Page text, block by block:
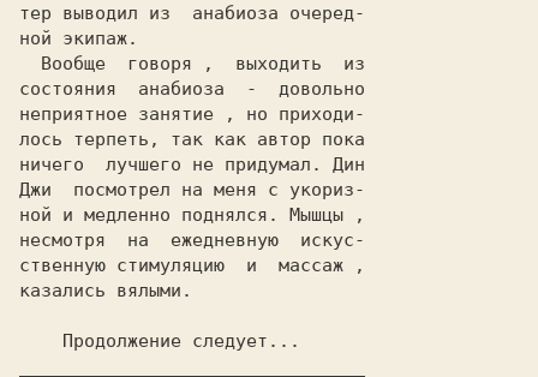
тер выводил из  анабиоза очеред-
ной экипаж.
состояния  анабиоза  -  довольно
неприятное занятие , но приходи-
лось терпеть, так как автор пока
ничего  лучшего не придумал. Дин
Джи  посмотрел на меня с укориз-
ной и медленно поднялся. Мышцы ,
несмотря  на  ежедневную  искус-
ственную стимуляцию  и  массаж ,
    Продолжение следует...